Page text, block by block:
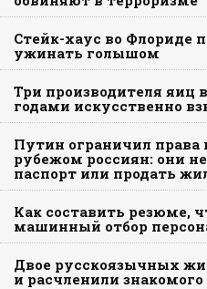
Стейк-хаус во Флориде
ужинать голышом
Три производителя яиц
годами искусственно
Путин ограничил
рубежом россиян: они
паспорт или продать
Как составить резюме,
машинный отбор
Двое русскоязычных
и расчленили знакомого